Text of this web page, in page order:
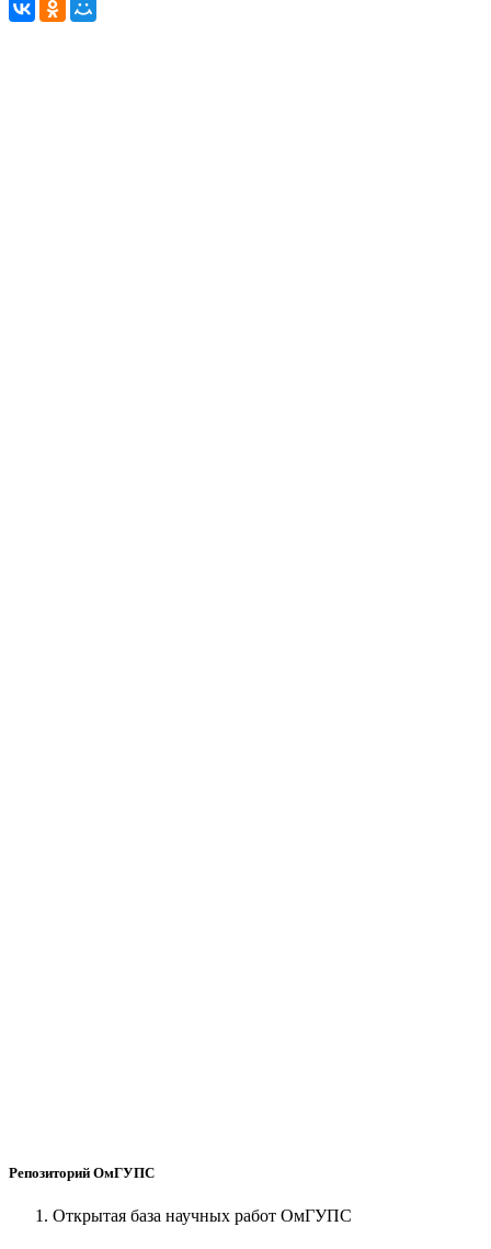
Репозиторий ОмГУПС
Открытая база научных работ ОмГУПС